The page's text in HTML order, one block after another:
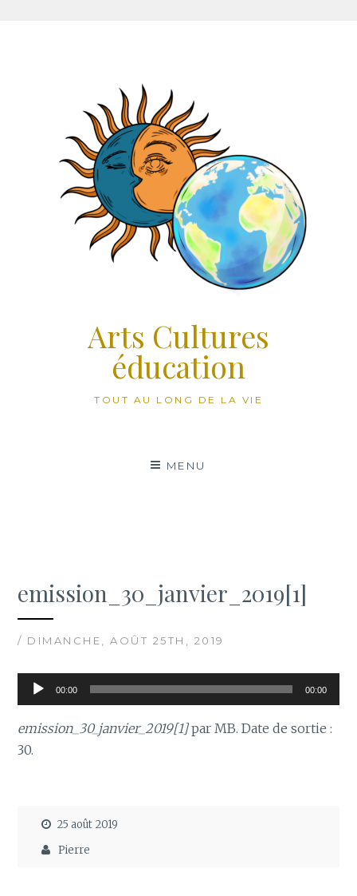
Arts Cultures
éducation
TOUT AU LONG DE LA VIE
MENU
emission_30_janvier_2019[1]
/ DIMANCHE, AOÛT 25TH, 2019
Lecteur
audio
00:00 00:00
emission_30_janvier_2019[1]par MB. Date de sortie :
30.
25 août 2019
Pierre